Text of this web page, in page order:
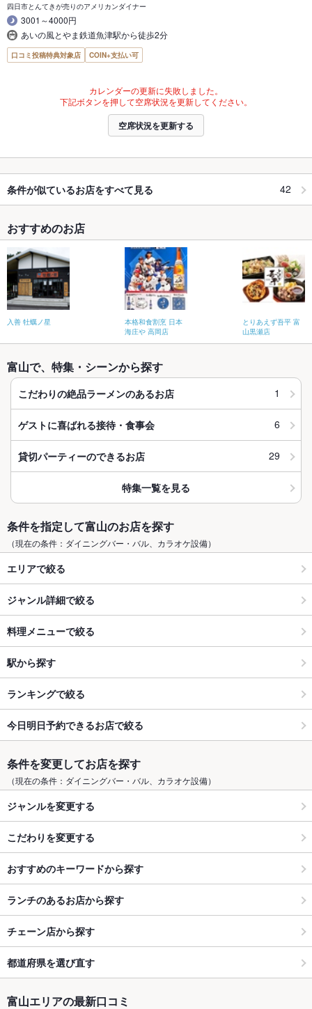
四日市とんてきが売りのアメリカンダイナー
3001～4000円
あいの風とやま鉄道魚津駅から徒歩2分
口コミ投稿特典対象店 COIN+支払い可
カレンダーの更新に失敗しました。
下記ボタンを押して空席状況を更新してください。
空席状況を更新する
条件が似ているお店をすべて見る 42
おすすめのお店
入善 牡蠣ノ星
本格和食割烹 日本
海庄や 高岡店
とりあえず吾平 富
山黒瀬店
富山で、特集・シーンから探す
こだわりの絶品ラーメンのあるお店 1
ゲストに喜ばれる接待・食事会 6
貸切パーティーのできるお店 29
特集一覧を見る
条件を指定して富山のお店を探す
（現在の条件：ダイニングバー・バル、カラオケ設備）
エリアで絞る
ジャンル詳細で絞る
料理メニューで絞る
駅から探す
ランキングで絞る
今日明日予約できるお店で絞る
条件を変更してお店を探す
（現在の条件：ダイニングバー・バル、カラオケ設備）
ジャンルを変更する
こだわりを変更する
おすすめのキーワードから探す
ランチのあるお店から探す
チェーン店から探す
都道府県を選び直す
富山エリアの最新口コミ